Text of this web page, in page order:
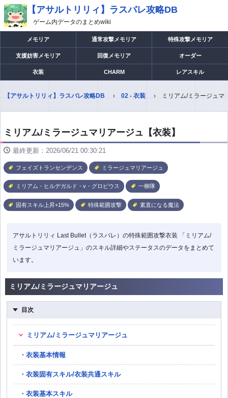
【アサルトリリィ】ラスバレ攻略DB
ゲーム内データのまとめwiki
メモリア 通常攻撃メモリア 特殊攻撃メモリア
支援妨害メモリア 回復メモリア オーダー
衣装 CHARM レアスキル
【アサルトリリィ】ラスバレ攻略DB 02 - 衣装 ミリアム/ミラージュマ
ミリアム/ミラージュマリアージュ【衣装】
最終更新：2026/06/21 00:30:21
フェイズトランセンデンス ミラージュマリアージュ
ミリアム・ヒルデガルド・v・グロピウス 一柳隊
固有スキル上昇+15% 特殊範囲攻撃 素直になる魔法
アサルトリリィ Last Bullet（ラスバレ）の特殊範囲攻撃衣装 「ミリアム/
ミラージュマリアージュ」のスキル詳細やステータスのデータをまとめて
います。
ミリアム/ミラージュマリアージュ
目次
ミリアム/ミラージュマリアージュ
衣装基本情報
衣装固有スキル/衣装共通スキル
衣装基本スキル